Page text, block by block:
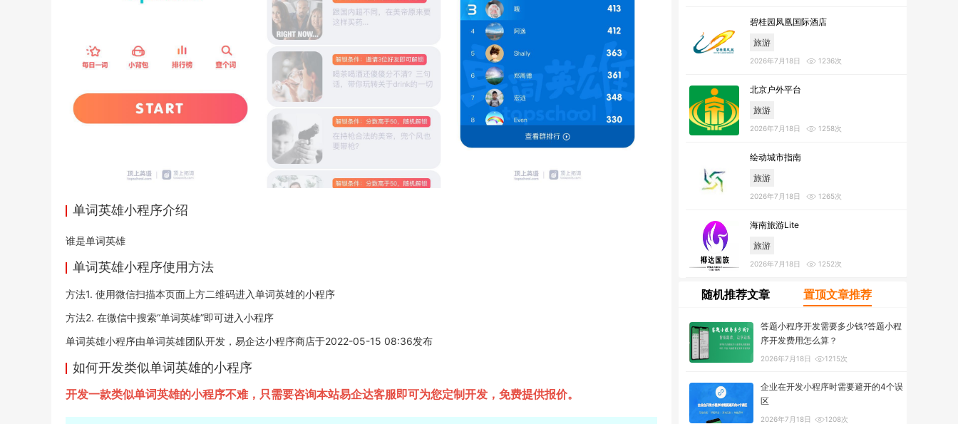
单词英雄小程序介绍
谁是单词英雄
单词英雄小程序使用方法
方法1. 使用微信扫描本页面上方二维码进入单词英雄的小程序
方法2. 在微信中搜索“单词英雄”即可进入小程序
单词英雄小程序由单词英雄团队开发，易企达小程序商店于2022-05-15 08:36发布
如何开发类似单词英雄的小程序
开发一款类似单词英雄的小程序不难，只需要咨询本站易企达客服即可为您定制开发，免费提供报价。
碧桂园凤凰国际酒店
旅游
2026年7月18日 1236次
北京户外平台
旅游
2026年7月18日 1258次
绘动城市指南
旅游
2026年7月18日 1265次
海南旅游Lite
旅游
2026年7月18日 1252次
随机推荐文章 置顶文章推荐
答题小程序开发需要多少钱?答题小程
序开发费用怎么算？
2026年7月18日 1215次
企业在开发小程序时需要避开的4个误
区
2026年7月18日 1208次